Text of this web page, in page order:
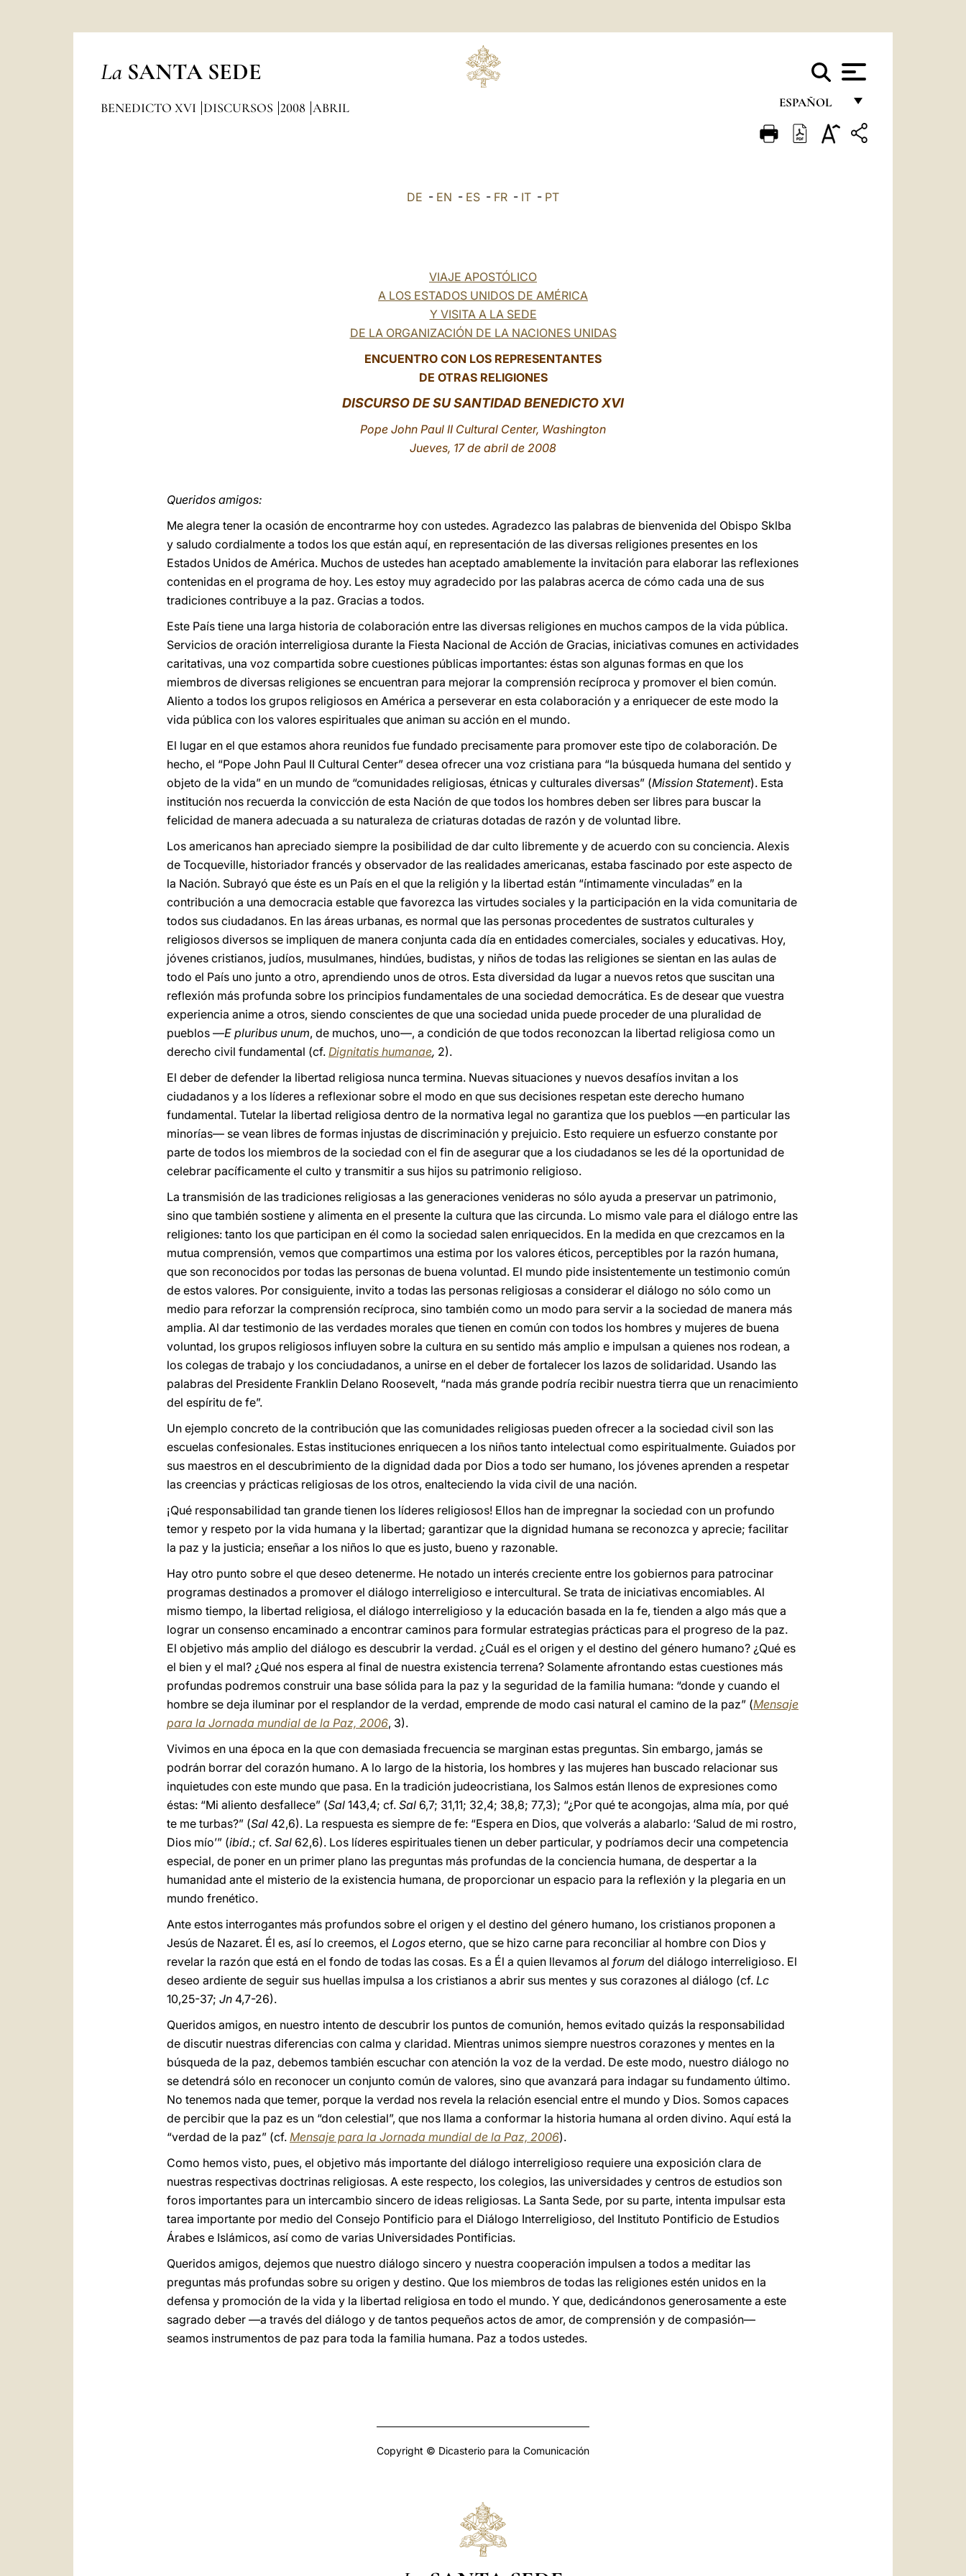
La SANTA SEDE
ESPAÑOL
FRANÇAIS
BENEDICTO XVI DISCURSOS 2008 ABRIL
DE - EN - ES - FR - IT - PT
VIAJE APOSTÓLICO
A LOS ESTADOS UNIDOS DE AMÉRICA
Y VISITA A LA SEDE
DE LA ORGANIZACIÓN DE LA NACIONES UNIDAS
ENCUENTRO CON LOS REPRESENTANTES
DE OTRAS RELIGIONES
DISCURSO DE SU SANTIDAD BENEDICTO XVI
Pope John Paul II Cultural Center, Washington
Jueves, 17 de abril de 2008
Queridos amigos:
Me alegra tener la ocasión de encontrarme hoy con ustedes. Agradezco las palabras de bienvenida del Obispo Sklba
y saludo cordialmente a todos los que están aquí, en representación de las diversas religiones presentes en los
Estados Unidos de América. Muchos de ustedes han aceptado amablemente la invitación para elaborar las reflexiones
contenidas en el programa de hoy. Les estoy muy agradecido por las palabras acerca de cómo cada una de sus
tradiciones contribuye a la paz. Gracias a todos.
Este País tiene una larga historia de colaboración entre las diversas religiones en muchos campos de la vida pública.
Servicios de oración interreligiosa durante la Fiesta Nacional de Acción de Gracias, iniciativas comunes en actividades
caritativas, una voz compartida sobre cuestiones públicas importantes: éstas son algunas formas en que los
miembros de diversas religiones se encuentran para mejorar la comprensión recíproca y promover el bien común.
Aliento a todos los grupos religiosos en América a perseverar en esta colaboración y a enriquecer de este modo la
vida pública con los valores espirituales que animan su acción en el mundo.
El lugar en el que estamos ahora reunidos fue fundado precisamente para promover este tipo de colaboración. De
hecho, el “Pope John Paul II Cultural Center” desea ofrecer una voz cristiana para “la búsqueda humana del sentido y
objeto de la vida” en un mundo de “comunidades religiosas, étnicas y culturales diversas” (Mission Statement). Esta
institución nos recuerda la convicción de esta Nación de que todos los hombres deben ser libres para buscar la
felicidad de manera adecuada a su naturaleza de criaturas dotadas de razón y de voluntad libre.
Los americanos han apreciado siempre la posibilidad de dar culto libremente y de acuerdo con su conciencia. Alexis
de Tocqueville, historiador francés y observador de las realidades americanas, estaba fascinado por este aspecto de
la Nación. Subrayó que éste es un País en el que la religión y la libertad están “íntimamente vinculadas” en la
contribución a una democracia estable que favorezca las virtudes sociales y la participación en la vida comunitaria de
todos sus ciudadanos. En las áreas urbanas, es normal que las personas procedentes de sustratos culturales y
religiosos diversos se impliquen de manera conjunta cada día en entidades comerciales, sociales y educativas. Hoy,
jóvenes cristianos, judíos, musulmanes, hindúes, budistas, y niños de todas las religiones se sientan en las aulas de
todo el País uno junto a otro, aprendiendo unos de otros. Esta diversidad da lugar a nuevos retos que suscitan una
reflexión más profunda sobre los principios fundamentales de una sociedad democrática. Es de desear que vuestra
experiencia anime a otros, siendo conscientes de que una sociedad unida puede proceder de una pluralidad de
pueblos —E pluribus unum, de muchos, uno—, a condición de que todos reconozcan la libertad religiosa como un
derecho civil fundamental (cf. Dignitatis humanae, 2).
El deber de defender la libertad religiosa nunca termina. Nuevas situaciones y nuevos desafíos invitan a los
ciudadanos y a los líderes a reflexionar sobre el modo en que sus decisiones respetan este derecho humano
fundamental. Tutelar la libertad religiosa dentro de la normativa legal no garantiza que los pueblos —en particular las
minorías— se vean libres de formas injustas de discriminación y prejuicio. Esto requiere un esfuerzo constante por
parte de todos los miembros de la sociedad con el fin de asegurar que a los ciudadanos se les dé la oportunidad de
celebrar pacíficamente el culto y transmitir a sus hijos su patrimonio religioso.
La transmisión de las tradiciones religiosas a las generaciones venideras no sólo ayuda a preservar un patrimonio,
sino que también sostiene y alimenta en el presente la cultura que las circunda. Lo mismo vale para el diálogo entre las
religiones: tanto los que participan en él como la sociedad salen enriquecidos. En la medida en que crezcamos en la
mutua comprensión, vemos que compartimos una estima por los valores éticos, perceptibles por la razón humana,
que son reconocidos por todas las personas de buena voluntad. El mundo pide insistentemente un testimonio común
de estos valores. Por consiguiente, invito a todas las personas religiosas a considerar el diálogo no sólo como un
medio para reforzar la comprensión recíproca, sino también como un modo para servir a la sociedad de manera más
amplia. Al dar testimonio de las verdades morales que tienen en común con todos los hombres y mujeres de buena
voluntad, los grupos religiosos influyen sobre la cultura en su sentido más amplio e impulsan a quienes nos rodean, a
los colegas de trabajo y los conciudadanos, a unirse en el deber de fortalecer los lazos de solidaridad. Usando las
palabras del Presidente Franklin Delano Roosevelt, “nada más grande podría recibir nuestra tierra que un renacimiento
del espíritu de fe”.
Un ejemplo concreto de la contribución que las comunidades religiosas pueden ofrecer a la sociedad civil son las
escuelas confesionales. Estas instituciones enriquecen a los niños tanto intelectual como espiritualmente. Guiados por
sus maestros en el descubrimiento de la dignidad dada por Dios a todo ser humano, los jóvenes aprenden a respetar
las creencias y prácticas religiosas de los otros, enalteciendo la vida civil de una nación.
¡Qué responsabilidad tan grande tienen los líderes religiosos! Ellos han de impregnar la sociedad con un profundo
temor y respeto por la vida humana y la libertad; garantizar que la dignidad humana se reconozca y aprecie; facilitar
la paz y la justicia; enseñar a los niños lo que es justo, bueno y razonable.
Hay otro punto sobre el que deseo detenerme. He notado un interés creciente entre los gobiernos para patrocinar
programas destinados a promover el diálogo interreligioso e intercultural. Se trata de iniciativas encomiables. Al
mismo tiempo, la libertad religiosa, el diálogo interreligioso y la educación basada en la fe, tienden a algo más que a
lograr un consenso encaminado a encontrar caminos para formular estrategias prácticas para el progreso de la paz.
El objetivo más amplio del diálogo es descubrir la verdad. ¿Cuál es el origen y el destino del género humano? ¿Qué es
el bien y el mal? ¿Qué nos espera al final de nuestra existencia terrena? Solamente afrontando estas cuestiones más
profundas podremos construir una base sólida para la paz y la seguridad de la familia humana: “donde y cuando el
hombre se deja iluminar por el resplandor de la verdad, emprende de modo casi natural el camino de la paz” (Mensaje
para la Jornada mundial de la Paz, 2006, 3).
Vivimos en una época en la que con demasiada frecuencia se marginan estas preguntas. Sin embargo, jamás se
podrán borrar del corazón humano. A lo largo de la historia, los hombres y las mujeres han buscado relacionar sus
inquietudes con este mundo que pasa. En la tradición judeocristiana, los Salmos están llenos de expresiones como
éstas: “Mi aliento desfallece” (Sal 143,4; cf. Sal 6,7; 31,11; 32,4; 38,8; 77,3); “¿Por qué te acongojas, alma mía, por qué
te me turbas?” (Sal 42,6). La respuesta es siempre de fe: “Espera en Dios, que volverás a alabarlo: ‘Salud de mi rostro,
Dios mío’” (ibíd.; cf. Sal 62,6). Los líderes espirituales tienen un deber particular, y podríamos decir una competencia
especial, de poner en un primer plano las preguntas más profundas de la conciencia humana, de despertar a la
humanidad ante el misterio de la existencia humana, de proporcionar un espacio para la reflexión y la plegaria en un
mundo frenético.
Ante estos interrogantes más profundos sobre el origen y el destino del género humano, los cristianos proponen a
Jesús de Nazaret. Él es, así lo creemos, el Logos eterno, que se hizo carne para reconciliar al hombre con Dios y
revelar la razón que está en el fondo de todas las cosas. Es a Él a quien llevamos al forum del diálogo interreligioso. El
deseo ardiente de seguir sus huellas impulsa a los cristianos a abrir sus mentes y sus corazones al diálogo (cf. Lc
10,25-37; Jn 4,7-26).
Queridos amigos, en nuestro intento de descubrir los puntos de comunión, hemos evitado quizás la responsabilidad
de discutir nuestras diferencias con calma y claridad. Mientras unimos siempre nuestros corazones y mentes en la
búsqueda de la paz, debemos también escuchar con atención la voz de la verdad. De este modo, nuestro diálogo no
se detendrá sólo en reconocer un conjunto común de valores, sino que avanzará para indagar su fundamento último.
No tenemos nada que temer, porque la verdad nos revela la relación esencial entre el mundo y Dios. Somos capaces
de percibir que la paz es un “don celestial”, que nos llama a conformar la historia humana al orden divino. Aquí está la
“verdad de la paz” (cf. Mensaje para la Jornada mundial de la Paz, 2006).
Como hemos visto, pues, el objetivo más importante del diálogo interreligioso requiere una exposición clara de
nuestras respectivas doctrinas religiosas. A este respecto, los colegios, las universidades y centros de estudios son
foros importantes para un intercambio sincero de ideas religiosas. La Santa Sede, por su parte, intenta impulsar esta
tarea importante por medio del Consejo Pontificio para el Diálogo Interreligioso, del Instituto Pontificio de Estudios
Árabes e Islámicos, así como de varias Universidades Pontificias.
Queridos amigos, dejemos que nuestro diálogo sincero y nuestra cooperación impulsen a todos a meditar las
preguntas más profundas sobre su origen y destino. Que los miembros de todas las religiones estén unidos en la
defensa y promoción de la vida y la libertad religiosa en todo el mundo. Y que, dedicándonos generosamente a este
sagrado deber —a través del diálogo y de tantos pequeños actos de amor, de comprensión y de compasión—
seamos instrumentos de paz para toda la familia humana. Paz a todos ustedes.
Copyright © Dicasterio para la Comunicación